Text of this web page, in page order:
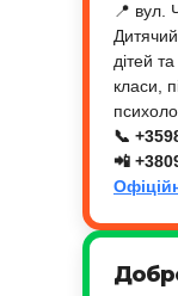
📍 вул.
дітей
класи,
📞
📲